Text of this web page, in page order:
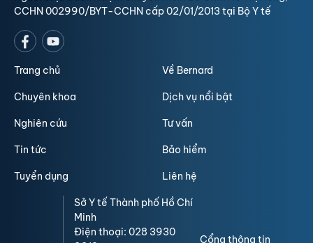
CCHN 002990/BYT-CCHN cấp 02/01/2013 tại Bộ Y tế
Trang chủ Về Bernard
Chuyên khoa Dịch vụ nổi bật
Nghiên cứu Tư vấn
Tin tức Bảo hiểm
Tuyển dụng Liên hệ
Sở Y tế Thành phố Hồ Chí
Minh
Điện thoại: 028 3930
Cổng thông tin